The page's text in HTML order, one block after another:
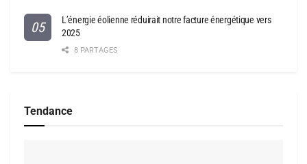
L’énergie éolienne réduirait notre facture énergétique vers
2025
8 PARTAGES
Tendance